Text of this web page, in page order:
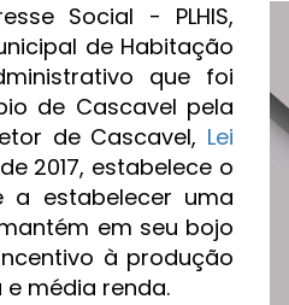
Social - PLHIS,
de Habitação
que foi
de Cascavel pela
de Cascavel, Lei
2017, estabelece o
a estabelecer uma
em seu bojo
à produção
média renda.